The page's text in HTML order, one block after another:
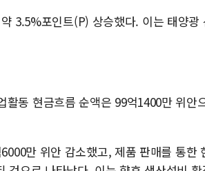
3.5%포인트(P) 상승했다. 이는 태양광
동 현금흐름 순액은 99억1400만 위안
만 위안 감소했고, 제품 판매를 통한